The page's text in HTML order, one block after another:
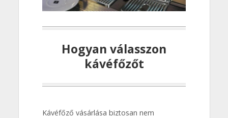
Hogyan válasszon
kávéfőzőt
Kávéfőző vásárlása biztosan nem